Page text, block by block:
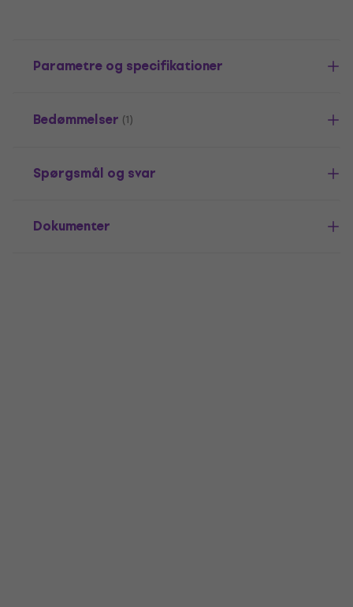
Parametre og specifikationer
Bedømmelser (1)
Spørgsmål og svar
Dokumenter